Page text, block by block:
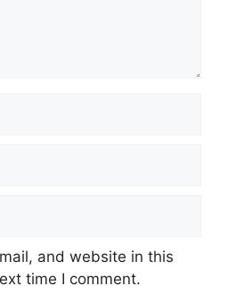
and website in this
time I comment.